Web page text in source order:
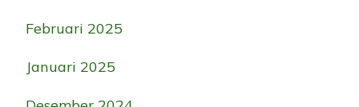
Februari 2025
Januari 2025